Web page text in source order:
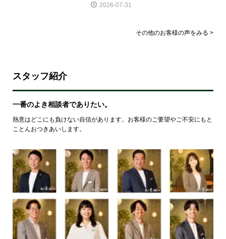
2026-07-31
その他のお客様の声をみる >
スタッフ紹介
一番のよき相談者でありたい。
熱意はどこにも負けない自信があります。お客様のご要望やご不安にもと
ことんおつきあいします。